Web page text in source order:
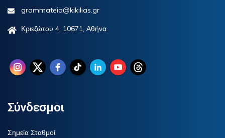
grammateia@kikilias.gr
Κριεζώτου 4, 10671, Αθήνα
Σύνδεσμοι
Σημεία Σταθμοί